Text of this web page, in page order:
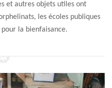
et autres objets utiles ont
les écoles publiques
la bienfaisance.